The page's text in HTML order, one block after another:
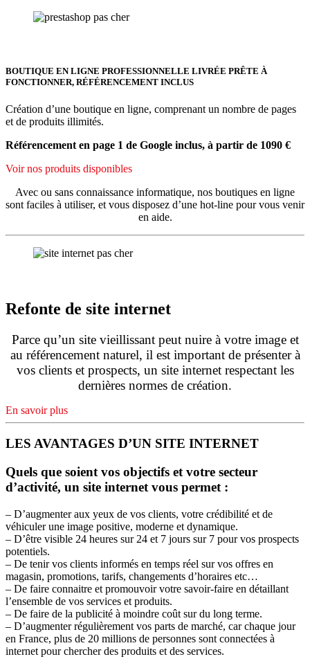
BOUTIQUE EN LIGNE PROFESSIONNELLE LIVRÉE PRÊTE À
FONCTIONNER, RÉFÉRENCEMENT INCLUS
Création d’une boutique en ligne, comprenant un nombre de pages
et de produits illimités.
Référencement en page 1 de Google inclus, à partir de 1090 €
Voir nos produits disponibles
Avec ou sans connaissance informatique, nos boutiques en ligne
sont faciles à utiliser, et vous disposez d’une hot-line pour vous venir
en aide.
Refonte de site internet
Parce qu’un site vieillissant peut nuire à votre image et
au référencement naturel, il est important de présenter à
vos clients et prospects, un site internet respectant les
dernières normes de création.
En savoir plus
LES AVANTAGES D’UN SITE INTERNET
Quels que soient vos objectifs et votre secteur
d’activité, un site internet vous permet :
– D’augmenter aux yeux de vos clients, votre crédibilité et de
véhiculer une image positive, moderne et dynamique.
– D’être visible 24 heures sur 24 et 7 jours sur 7 pour vos prospects
potentiels.
– De tenir vos clients informés en temps réel sur vos offres en
magasin, promotions, tarifs, changements d’horaires etc…
– De faire connaitre et promouvoir votre savoir-faire en détaillant
l’ensemble de vos services et produits.
– De faire de la publicité à moindre coût sur du long terme.
– D’augmenter régulièrement vos parts de marché, car chaque jour
en France, plus de 20 millions de personnes sont connectées à
internet pour chercher des produits et des services.